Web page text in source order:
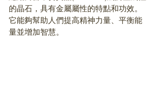
的晶石，具有金屬屬性的特點和功效。
它能夠幫助人們提高精神力量、平衡能
量並增加智慧。